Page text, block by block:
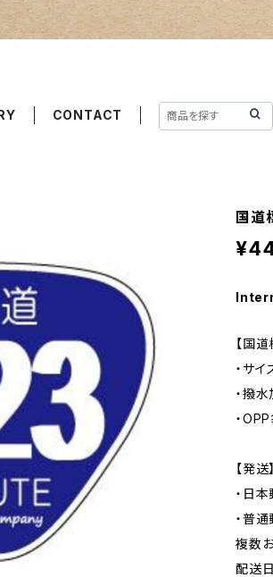
CONTACT
国道
【国
・サ
・撥
・
【発
・日
・普
複数
配送